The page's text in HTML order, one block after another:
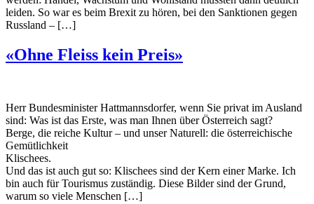
leiden. So war es beim Brexit zu hören, bei den Sanktionen gegen
Russland – […]
«Ohne Fleiss kein Preis»
Herr Bundesminister Hattmannsdorfer, wenn Sie privat im Ausland
sind: Was ist das Erste, was man Ihnen über Österreich sagt?
Berge, die reiche Kultur – und unser Naturell: die österreichische
Gemütlichkeit
Klischees.
Und das ist auch gut so: Klischees sind der Kern einer Marke. Ich
bin auch für Tourismus zuständig. Diese Bilder sind der Grund,
warum so viele Menschen […]